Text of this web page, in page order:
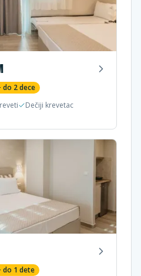
do 2dece
Dečiji krevetac
do 1 dete